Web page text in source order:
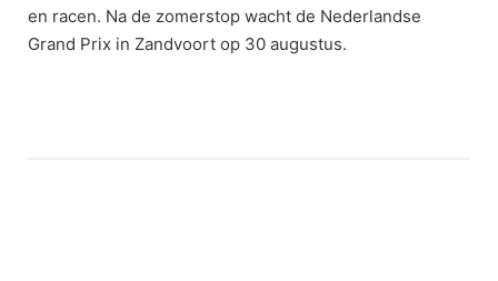
en racen. Na de zomerstop wacht de Nederlandse
Grand Prix in Zandvoort op 30 augustus.